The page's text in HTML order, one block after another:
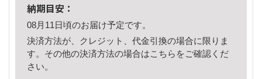
納期目安：
08月11日頃のお届け予定です。
決済方法が、クレジット、代金引換の場合に限りま
す。その他の決済方法の場合はこちら をご確認くだ
さい。